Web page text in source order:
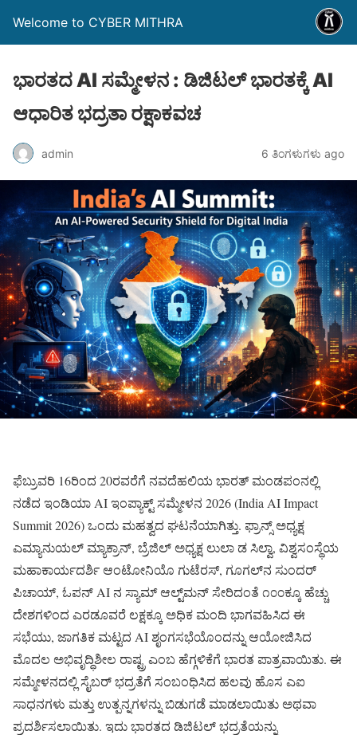
Welcome to CYBER MITHRA
ಭಾರತದ AI ಸಮ್ಮೇಳನ : ಡಿಜಿಟಲ್ ಭಾರತಕ್ಕೆ AI
ಆಧಾರಿತ ಭದ್ರತಾ ರಕ್ಷಾಕವಚ
admin 6 ತಿಂಗಳುಗಳು ago
ಫೆಬ್ರುವರಿ 16ರಿಂದ 20ರವರೆಗೆ ನವದೆಹಲಿಯ ಭಾರತ್ ಮಂಡಪಂನಲ್ಲಿ
ನಡೆದ ಇಂಡಿಯಾ AI ಇಂಪ್ಯಾಕ್ಟ್ ಸಮ್ಮೇಳನ 2026 (India AI Impact
Summit 2026) ಒಂದು ಮಹತ್ವದ ಘಟನೆಯಾಗಿತ್ತು. ಫ್ರಾನ್ಸ್ ಅಧ್ಯಕ್ಷ
ಎಮ್ಯಾನುಯಲ್ ಮ್ಯಾಕ್ರಾನ್, ಬ್ರೆಜಿಲ್ ಅಧ್ಯಕ್ಷ ಲುಲಾ ಡ ಸಿಲ್ವಾ, ವಿಶ್ವಸಂಸ್ಥೆಯ
ಮಹಾಕಾರ್ಯದರ್ಶಿ ಆಂಟೋನಿಯೊ ಗುಟೆರಸ್, ಗೂಗಲ್‌ನ ಸುಂದರ್
ಪಿಚಾಯ್, ಓಪನ್‌ AI ನ ಸ್ಯಾಮ್ ಆಲ್ಟ್‌ಮನ್ ಸೇರಿದಂತೆ ೧೦೦ಕ್ಕೂ ಹೆಚ್ಚು
ದೇಶಗಳಿಂದ ಎರಡೂವರೆ ಲಕ್ಷಕ್ಕೂ ಅಧಿಕ ಮಂದಿ ಭಾಗವಹಿಸಿದ ಈ
ಸಭೆಯು, ಜಾಗತಿಕ ಮಟ್ಟದ AI ಶೃಂಗಸಭೆಯೊಂದನ್ನು ಆಯೋಜಿಸಿದ
ಮೊದಲ ಅಭಿವೃದ್ಧಿಶೀಲ ರಾಷ್ಟ್ರ ಎಂಬ ಹೆಗ್ಗಳಿಕೆಗೆ ಭಾರತ ಪಾತ್ರವಾಯಿತು. ಈ
ಸಮ್ಮೇಳನದಲ್ಲಿ ಸೈಬರ್ ಭದ್ರತೆಗೆ ಸಂಬಂಧಿಸಿದ ಹಲವು ಹೊಸ ಎಐ
ಸಾಧನಗಳು ಮತ್ತು ಉತ್ಪನ್ನಗಳನ್ನು ಬಿಡುಗಡೆ ಮಾಡಲಾಯಿತು ಅಥವಾ
ಪ್ರದರ್ಶಿಸಲಾಯಿತು. ಇದು ಭಾರತದ ಡಿಜಿಟಲ್ ಭದ್ರತೆಯನ್ನು